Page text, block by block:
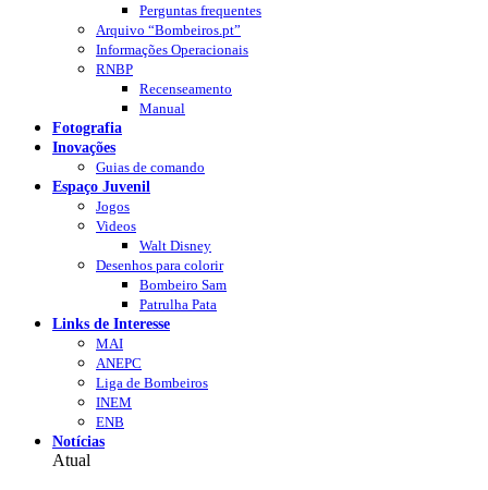
Perguntas frequentes
Arquivo “Bombeiros.pt”
Informações Operacionais
RNBP
Recenseamento
Manual
Fotografia
Inovações
Guias de comando
Espaço Juvenil
Jogos
Videos
Walt Disney
Desenhos para colorir
Bombeiro Sam
Patrulha Pata
Links de Interesse
MAI
ANEPC
Liga de Bombeiros
INEM
ENB
Notícias
Atual